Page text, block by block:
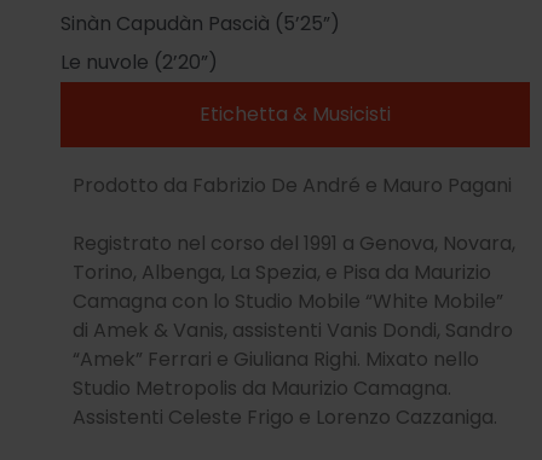
Sinàn Capudàn Pascià (5’25”)
Le nuvole (2’20”)
Etichetta & Musicisti
Prodotto da Fabrizio De André e Mauro Pagani
Registrato nel corso del 1991 a Genova, Novara,
Torino, Albenga, La Spezia, e Pisa da Maurizio
Camagna con lo Studio Mobile “White Mobile”
di Amek & Vanis, assistenti Vanis Dondi, Sandro
“Amek” Ferrari e Giuliana Righi. Mixato nello
Studio Metropolis da Maurizio Camagna.
Assistenti Celeste Frigo e Lorenzo Cazzaniga.